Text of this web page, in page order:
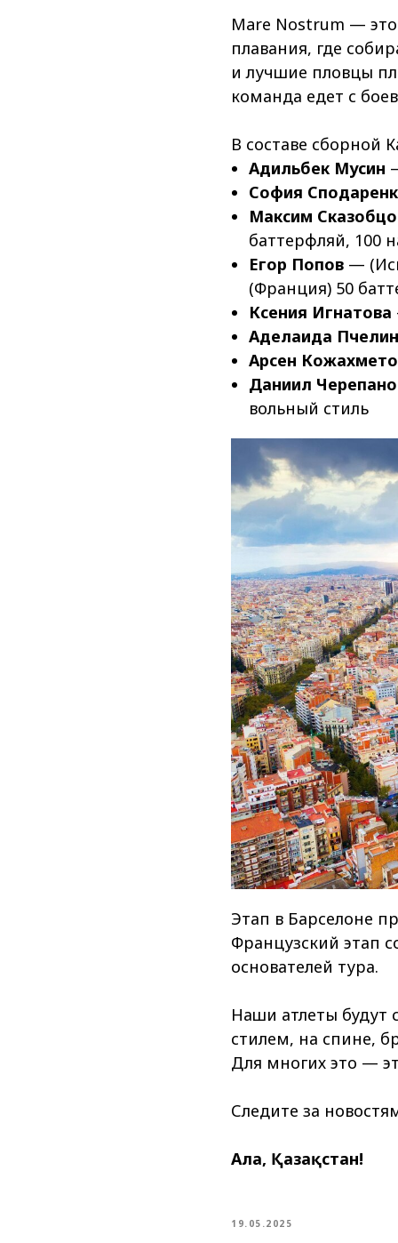
Mare Nostrum —
плавания, где
и лучшие пловцы
команда едет с
В составе сборной
Адильбек Мусин
София
Максим
баттерфляй, 100
Егор Попов —
(Франция) 50
Ксения Игнатова
Аделаида
Арсен
Даниил
вольный стиль
Этап в Барселоне
Французский этап
основателей тура.
Наши атлеты будут
стилем, на спине,
Для многих это —
Следите за
Алға, Қазақстан!
19.05.2025